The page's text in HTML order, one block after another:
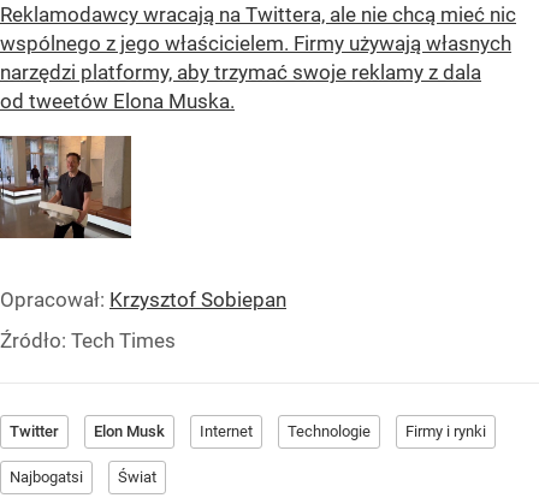
Reklamodawcy wracają na Twittera, ale nie chcą mieć nic
wspólnego z jego właścicielem. Firmy używają własnych
narzędzi platformy, aby trzymać swoje reklamy z dala
od tweetów Elona Muska.
Opracował: Krzysztof Sobiepan
Źródło: Tech Times
Twitter Elon Musk Internet Technologie Firmy i rynki
Najbogatsi Świat